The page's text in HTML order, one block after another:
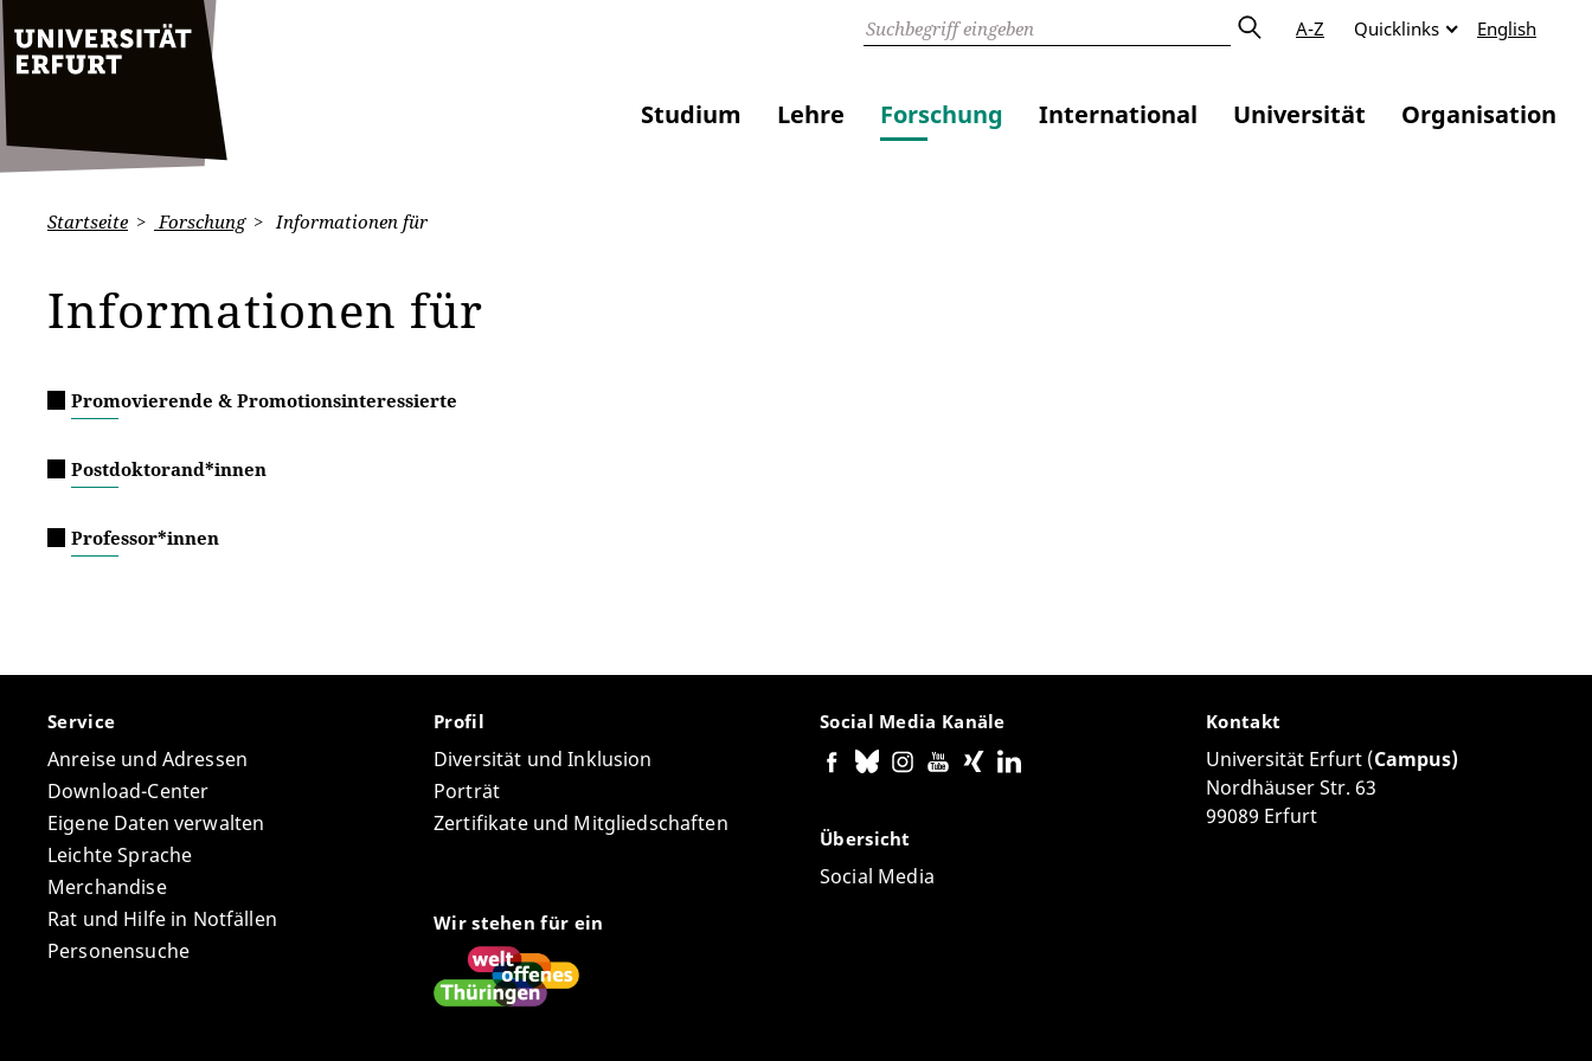
A-Z Quicklinks English
Studium Lehre Forschung International Universität Organisation
Startseite Forschung Informationen für
Informationen für
Promovierende & Promotionsinteressierte
Postdoktorand*innen
Professor*innen
Service
Anreise und Adressen
Download-Center
Eigene Daten verwalten
Leichte Sprache
Merchandise
Rat und Hilfe in Notfällen
Personensuche
Profil
Diversität und Inklusion
Porträt
Zertifikate und Mitgliedschaften
Wir stehen für ein
Social Media Kanäle
Übersicht
Social Media
Kontakt
Universität Erfurt (Campus)
Nordhäuser Str. 63
99089 Erfurt